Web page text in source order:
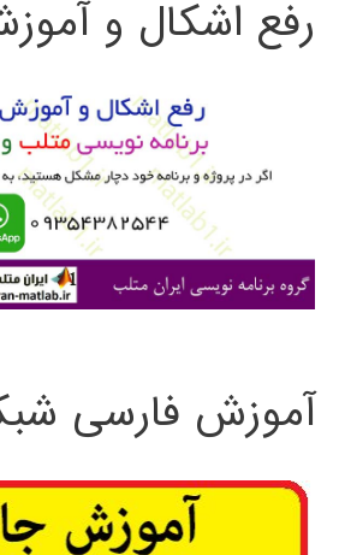
ج
ی
رفع اشکال و
آموزش فارسی